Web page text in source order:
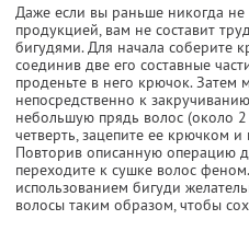
Даже если вы раньше никогда не
продукцией, вам не составит
бигудями. Для начала соберите
соединив две его составные
проденьте в него крючок. Затем
непосредственно к
небольшую прядь волос (около
четверть, зацепите ее крючком и
Повторив описанную операцию
переходите к сушке волос
использованием бигуди
волосы таким образом, чтобы